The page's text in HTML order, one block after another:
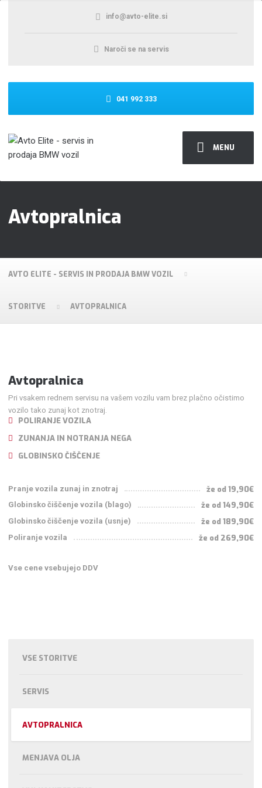
MENU
info@avto-elite.si
Naroči se na servis
041 992 333
Avtopralnica
AVTO ELITE - SERVIS IN PRODAJA BMW VOZIL
STORITVE AVTOPRALNICA
Avtopralnica
Pri vsakem rednem servisu na vašem vozilu vam brez plačno očistimo
vozilo tako zunaj kot znotraj.
POLIRANJE VOZILA
ZUNANJA IN NOTRANJA NEGA
GLOBINSKO ČIŠČENJE
Pranje vozila zunaj in znotraj že od 19,90€
Globinsko čiščenje vozila (blago) že od 149,90€
Globinsko čiščenje vozila (usnje) že od 189,90€
Poliranje vozila že od 269,90€
Vse cene vsebujejo DDV
VSE STORITVE
SERVIS
AVTOPRALNICA
MENJAVA OLJA